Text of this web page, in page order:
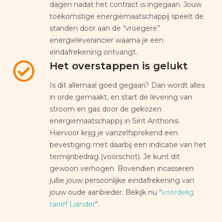
dagen nadat het contract is ingegaan. Jouw
toekomstige energiemaatschappij speelt de
standen door aan de “vroegere”
energieleverancier waarna je een
eindafrekening ontvangt.
Het overstappen is gelukt
Is dit allemaal goed gegaan? Dan wordt alles
in orde gemaakt, en start de levering van
stroom en gas door de gekozen
energiemaatschappij in Sint Anthonis.
Hiervoor krijg je vanzelfsprekend een
bevestiging met daarbij een indicatie van het
termijnbedrag (voorschot). Je kunt dit
gewoon verhogen. Bovendien incasseren
jullie jouw persoonlijke eindafrekening van
jouw oude aanbieder. Bekijk nu “voordelig
tarief Liander“.